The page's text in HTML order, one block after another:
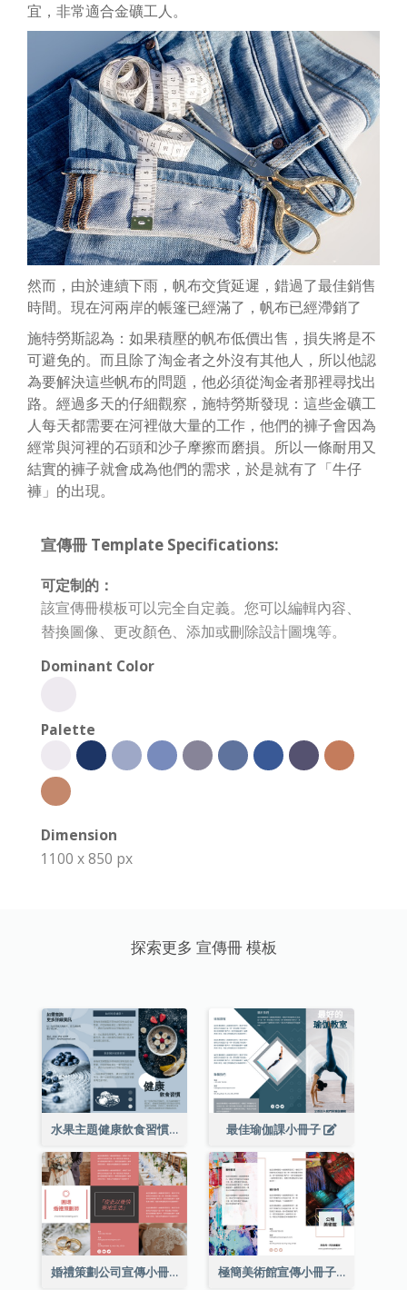
宜，非常適合金礦工人。
然而，由於連續下雨，帆布交貨延遲，錯過了最佳銷售
時間。現在河兩岸的帳篷已經滿了，帆布已經滯銷了
施特勞斯認為：如果積壓的帆布低價出售，損失將是不
可避免的。而且除了淘金者之外沒有其他人，所以他認
為要解決這些帆布的問題，他必須從淘金者那裡尋找出
路。經過多天的仔細觀察，施特勞斯發現：這些金礦工
人每天都需要在河裡做大量的工作，他們的褲子會因為
經常與河裡的石頭和沙子摩擦而磨損。所以一條耐用又
結實的褲子就會成為他們的需求，於是就有了「牛仔
褲」的出現。
宣傳冊 Template Specifications:
可定制的：
該宣傳冊模板可以完全自定義。您可以編輯內容、
替換圖像、更改顏色、添加或刪除設計圖塊等。
Dominant Color
Palette
Dimension
1100 x 850 px
探索更多 宣傳冊 模板
水果主題健康飲食習慣小冊子 最佳瑜伽課小冊子
婚禮策劃公司宣傳小冊子 極簡美術館宣傳小冊子